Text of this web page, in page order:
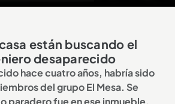
están buscando el
desaparecido
hace cuatro años, habría sido
del grupo El Mesa. Se
paradero fue en ese inmueble.